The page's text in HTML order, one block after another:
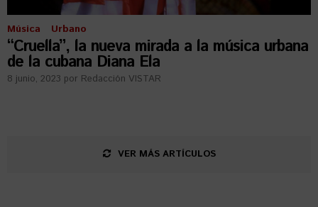
Música Urbano
“Cruella”, la nueva mirada a la música urbana
de la cubana Diana Ela
8 junio, 2023 por Redacción VISTAR
VER MÁS ARTÍCULOS